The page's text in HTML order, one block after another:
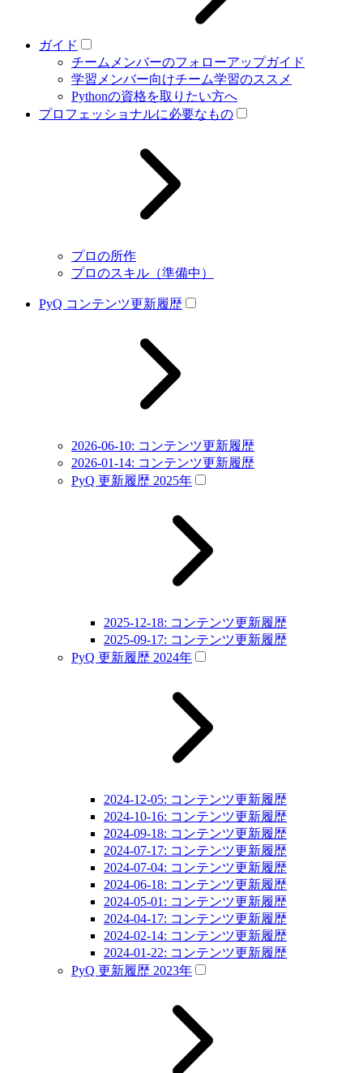
ガイド
チームメンバーのフォローアップガイド
学習メンバー向けチーム学習のススメ
Pythonの資格を取りたい方へ
プロフェッショナルに必要なもの
プロの所作
プロのスキル（準備中）
PyQ コンテンツ更新履歴
2026-06-10: コンテンツ更新履歴
2026-01-14: コンテンツ更新履歴
PyQ 更新履歴 2025年
2025-12-18: コンテンツ更新履歴
2025-09-17: コンテンツ更新履歴
PyQ 更新履歴 2024年
2024-12-05: コンテンツ更新履歴
2024-10-16: コンテンツ更新履歴
2024-09-18: コンテンツ更新履歴
2024-07-17: コンテンツ更新履歴
2024-07-04: コンテンツ更新履歴
2024-06-18: コンテンツ更新履歴
2024-05-01: コンテンツ更新履歴
2024-04-17: コンテンツ更新履歴
2024-02-14: コンテンツ更新履歴
2024-01-22: コンテンツ更新履歴
PyQ 更新履歴 2023年